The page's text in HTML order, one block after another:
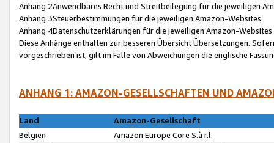
Anhang 2Anwendbares Recht und Streitbeilegung für die jeweiligen
Anhang 3Steuerbestimmungen für die jeweiligen Amazon-Websites
Anhang 4Datenschutzerklärungen für die jeweiligen Amazon-Websites
Diese Anhänge enthalten zur besseren Übersicht Übersetzungen.
vorgeschrieben ist, gilt im Falle von Abweichungen die englische
ANHANG 1: AMAZON-GESELLSCHAFTEN UND
Land
Amazon-Gesellschaft
Belgien
Amazon Europe Core S.à r.l.